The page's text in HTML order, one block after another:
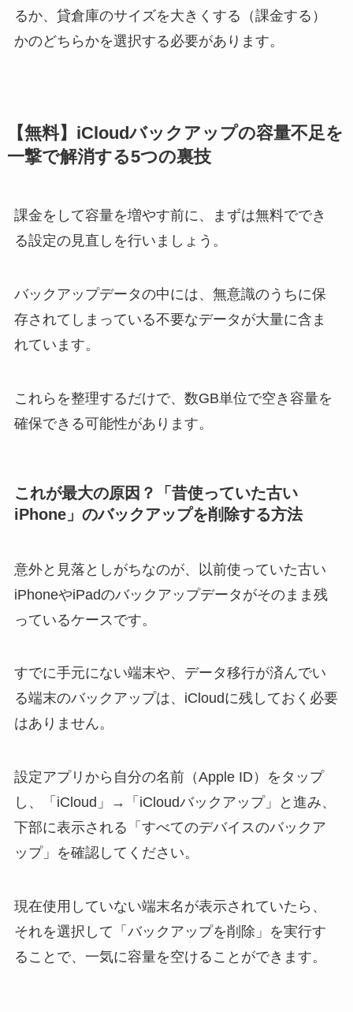
るか、貸倉庫のサイズを大きくする（課金する）
かのどちらかを選択する必要があります。
【無料】iCloudバックアップの容量不足を
一撃で解消する5つの裏技
課金をして容量を増やす前に、まずは無料ででき
る設定の見直しを行いましょう。
バックアップデータの中には、無意識のうちに保
存されてしまっている不要なデータが大量に含ま
れています。
これらを整理するだけで、数GB単位で空き容量を
確保できる可能性があります。
これが最大の原因？「昔使っていた古い
iPhone」のバックアップを削除する方法
意外と見落としがちなのが、以前使っていた古い
iPhoneやiPadのバックアップデータがそのまま残
っているケースです。
すでに手元にない端末や、データ移行が済んでい
る端末のバックアップは、iCloudに残しておく必要
はありません。
設定アプリから自分の名前（Apple ID）をタップ
し、「iCloud」→「iCloudバックアップ」と進み、
下部に表示される「すべてのデバイスのバックア
ップ」を確認してください。
現在使用していない端末名が表示されていたら、
それを選択して「バックアップを削除」を実行す
ることで、一気に容量を空けることができます。